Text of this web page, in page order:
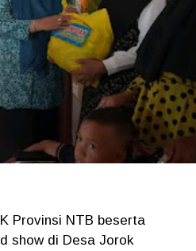
Provinsi NTB beserta
show di Desa Jorok